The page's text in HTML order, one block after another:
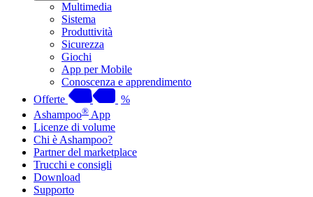
Multimedia
Sistema
Produttività
Sicurezza
Giochi
App per Mobile
Conoscenza e apprendimento
Offerte
%
Ashampoo® App
Licenze di volume
Chi è Ashampoo?
Partner del marketplace
Trucchi e consigli
Download
Supporto